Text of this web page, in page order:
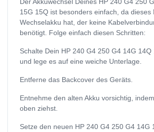
15G 15Q ist besonders einfach, da dieses
Wechselakku hat, der keine
benötigt. Folge einfach diesen Schritten:
Schalte Dein HP 240 G4 250 G4 14G
und lege es auf eine weiche Unterlage.
Entferne das Backcover des Geräts.
Entnehme den alten Akku vorsichtig,
oben ziehst.
Setze den neuen HP 240 G4 250 G4 14G